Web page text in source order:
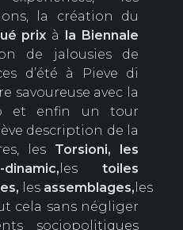
la création du
prix à
la Biennale
de jalousies de
d’été à Pieve di
savoureuse avec la
et enfin un tour
description de la
les Torsioni, les
les toiles
les assemblages, les
cela sans négliger
sociopolitiques